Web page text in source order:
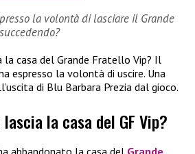
la volontà di lasciare il Grande
la casa del Grande Fratello Vip? Il
espresso la volontà di uscire. Una
di Blu Barbara Prezia dal gioco.
la casa del GF Vip?
abbandonato la casa del Grande